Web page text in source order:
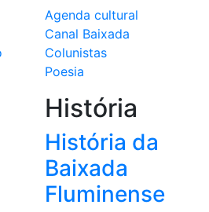
Agenda cultural
Canal Baixada
Colunistas
Poesia
História
História da
Baixada
Fluminense